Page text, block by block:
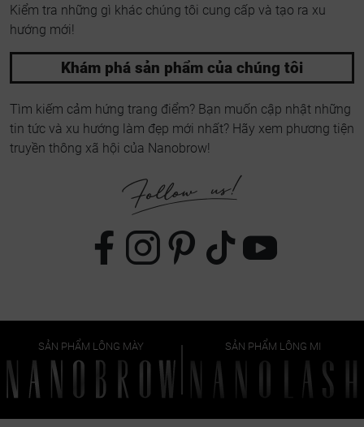
Kiểm tra những gì khác chúng tôi cung cấp và tạo ra xu
hướng mới!
Khám phá sản phẩm của chúng tôi
Tìm kiếm cảm hứng trang điểm? Bạn muốn cập nhật những
tin tức và xu hướng làm đẹp mới nhất? Hãy xem phương tiện
truyền thông xã hội của Nanobrow!
SẢN PHẨM LÔNG MÀY SẢN PHẨM LÔNG MI